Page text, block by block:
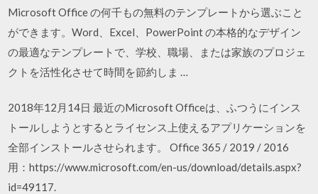
Microsoft Office の何千もの無料のテンプレートから選ぶこと
ができます。Word、Excel、PowerPoint の本格的なデザイン
の最適なテンプレートで、学校、職場、または家族のプロジェ
クトを活性化させて時間を節約しま …
2018年12月14日 最近のMicrosoft Officeは、ふつうにインス
トールしようとするとライセンス上使えるアプリケーションを
全部インストールさせられます。 Office 365 / 2019 / 2016
用：https://www.microsoft.com/en-us/download/details.aspx?
id=49117.